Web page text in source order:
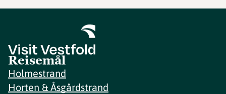
Reisemål
Holmestrand
Horten & Åsgårdstrand